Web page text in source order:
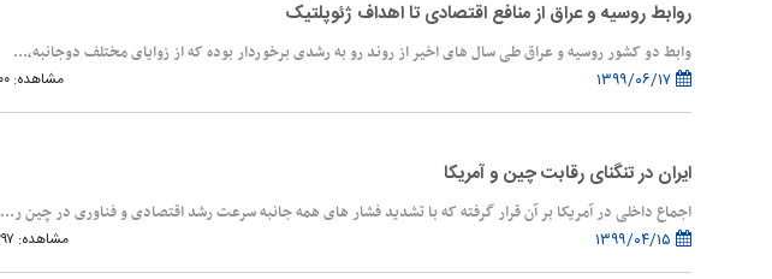
روابط روسیه و عراق از منافع اقتصادی تا اهداف ژئوپلتیک
وابط دو کشور روسیه و عراق طی سال‏ های اخیر از روند رو به ‏رشدی برخوردار بوده که از زوایای مختلف دوجانبه،...
مشاهده: ۱۷۱۰۰
ایران در تنگنای رقابت چین و آمریکا
اجماع داخلی در آمریکا بر آن قرار گرفته که با تشدید فشار های همه جانبه سرعت رشد اقتصادی و فناوری در چین ر...
مشاهده: ۱۶۳۹۷